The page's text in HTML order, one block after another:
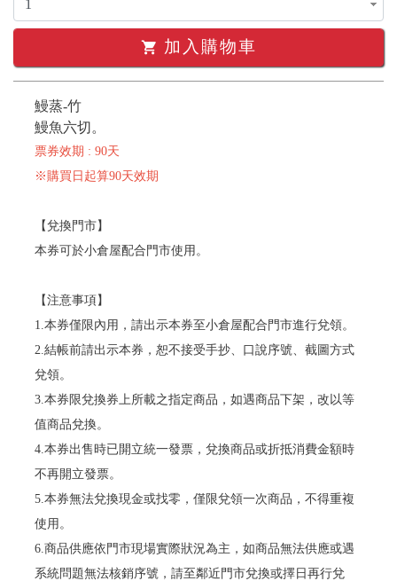
shopping_cart 加入購物車
鰻蒸-竹
鰻魚六切。
票券效期 : 90天
※購買日起算90天效期
【兌換門市】
本券可於小倉屋配合門市使用。
【注意事項】
1.本券僅限內用，請出示本券至小倉屋配合門市進行兌領。
2.結帳前請出示本券，恕不接受手抄、口說序號、截圖方式
兌領。
3.本券限兌換券上所載之指定商品，如遇商品下架，改以等
值商品兌換。
4.本券出售時已開立統一發票，兌換商品或折抵消費金額時
不再開立發票。
5.本券無法兌換現金或找零，僅限兌領一次商品，不得重複
使用。
6.商品供應依門市現場實際狀況為主，如商品無法供應或遇
系統問題無法核銷序號，請至鄰近門市兌換或擇日再行兌